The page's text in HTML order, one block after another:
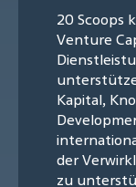
20 Scoops
Venture
Kapital,
der
zu